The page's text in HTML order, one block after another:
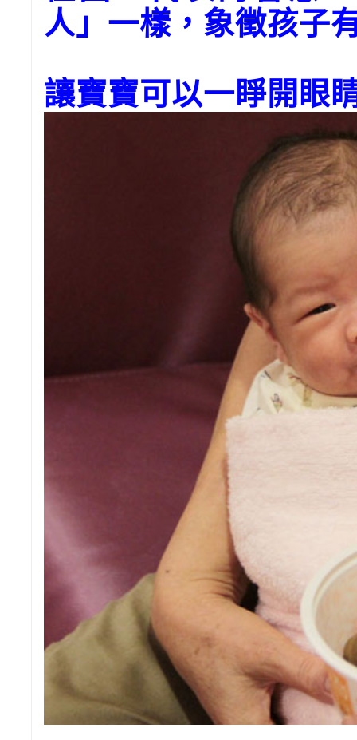
人」一樣，象徵孩子
讓寶寶可以一睜開眼